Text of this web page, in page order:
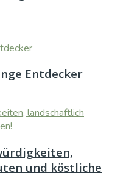
Entdecker
und köstliche